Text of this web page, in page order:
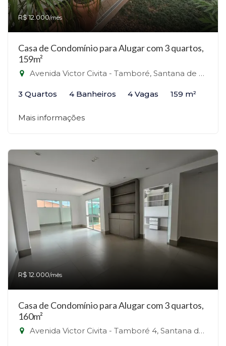
R$ 12.000/mês
Casa de Condomínio para Alugar com 3 quartos,
159m²
Avenida Victor Civita - Tamboré, Santana de Parnaíba-SP
3 Quartos 4 Banheiros 4 Vagas 159 m²
Mais informações
R$ 12.000/mês
Casa de Condomínio para Alugar com 3 quartos,
160m²
Avenida Victor Civita - Tamboré 4, Santana de Parnaíba-SP